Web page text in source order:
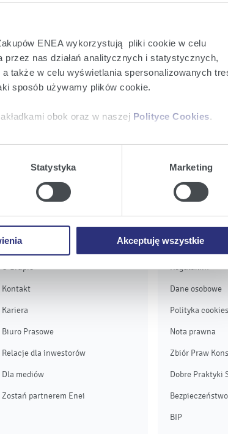
ENEA wykorzystują pliki cookie w celu
nas działań analitycznych i statystycznych,
także w celu wyświetlania spersonalizowanych
sposób używamy plików cookie.
obok oraz w naszej Polityce Cookies.
wszystkich rodzajów plików cookie z
plików cookie będziemy umieszczać w Państwa
plików cookie – odmowa ta nie dotyczy
naszych stron internetowych.
Statystyka Marketing
Akceptuję wszystkie
Pobierz
Grupa Enea
O Grupie
Kontakt
Kariera
Biuro Prasowe
Relacje dla inwestorów
Dla mediów
Zostań partnerem Enei
Pozostałe
Regulamin
Dane osobowe
Polityka cookies
Nota prawna
Zbiór Praw
Dobre Praktyki
BIP